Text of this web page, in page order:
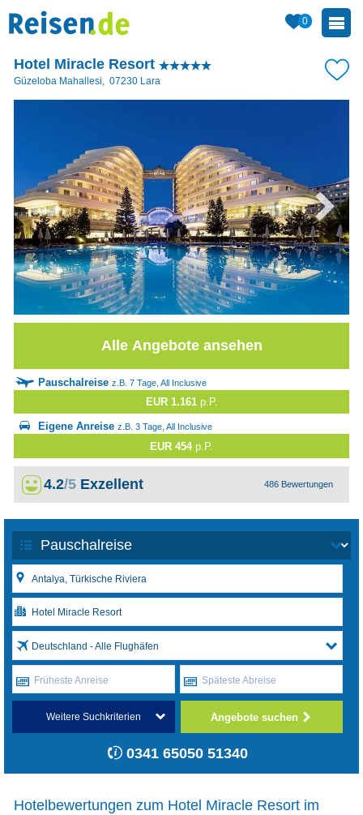
0
Hotel Miracle Resort
Güzeloba Mahallesi, 07230 Lara
Alle Angebote ansehen
Pauschalreise z.B. 7 Tage, All Inclusive
EUR 1.161 p.P.
Eigene Anreise z.B. 3 Tage, All Inclusive
EUR 454 p.P.
4.2/5 Exzellent 486 Bewertungen
Deutschland - Alle Flughäfen
Früheste Anreise Späteste Abreise
Weitere Suchkriterien Angebote suchen
0341 65050 51340
Hotelbewertungen zum Hotel Miracle Resort im